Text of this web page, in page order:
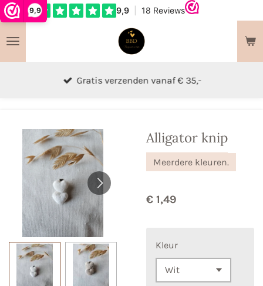
9,9
Ga
naar
de
Gratis verzenden vanaf € 35,-
Alligator knip
Meerdere kleuren.
€ 1,49
Kleur